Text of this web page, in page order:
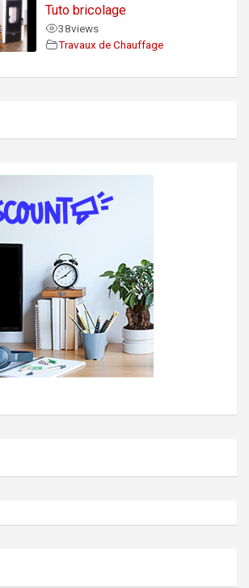
Tuto bricolage
38views
Travaux de Chauffage